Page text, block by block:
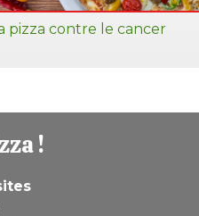
pizza contre le cancer
!